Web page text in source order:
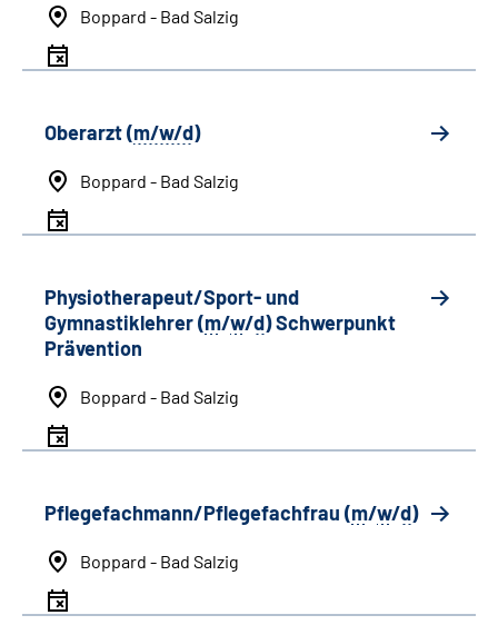
Boppard - Bad Salzig
Oberarzt (m/w/d)
Boppard - Bad Salzig
Physiotherapeut/Sport- und
Gymnastiklehrer (m/w/d) Schwerpunkt
Prävention
Boppard - Bad Salzig
Pflegefachmann/Pflegefachfrau (m/w/d)
Boppard - Bad Salzig